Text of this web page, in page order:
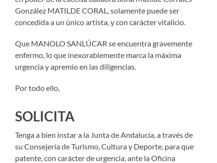
González MATILDE CORAL, solamente puede ser
concedida a un único artista, y con carácter vitalicio.
Que MANOLO SANLÚCAR se encuentra gravemente
enfermo, lo que inexorablemente marca la máxima
urgencia y apremio en las diligencias.
Por todo ello,
SOLICITA
Tenga a bien instar a la Junta de Andalucía, a través de
su Consejería de Turismo, Cultura y Deporte, para que
patente, con carácter de urgencia, ante la Oficina